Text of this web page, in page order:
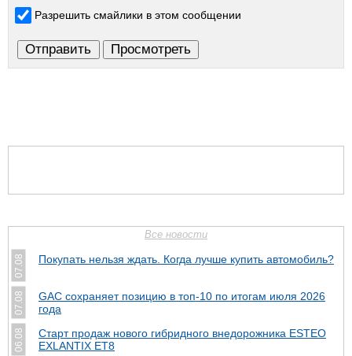
Разрешить смайлики в этом сообщении
Все новости
07.08 Покупать нельзя ждать. Когда лучше купить автомобиль?
07.08
GAC сохраняет позицию в топ-10 по итогам июля 2026
года
06.08
Старт продаж нового гибридного внедорожника ESTEO
EXLANTIX ET8